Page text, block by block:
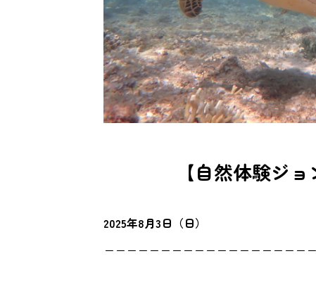
【自然体験ジ
2025年8月3日（日）
ーーーーーーーーーーーーーーーーーー